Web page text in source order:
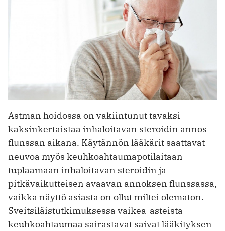
Astman hoidossa on vakiintunut tavaksi
kaksinkertaistaa inhaloitavan steroidin annos
flunssan aikana. Käytännön lääkärit saattavat
neuvoa myös keuhkoahtaumapotilaitaan
tuplaamaan inhaloitavan steroidin ja
pitkävaikutteisen avaavan annoksen flunssassa,
vaikka näyttö asiasta on ollut miltei olematon.
Sveitsiläistutkimuksessa vaikea-asteista
keuhkoahtaumaa sairastavat saivat lääkityksen